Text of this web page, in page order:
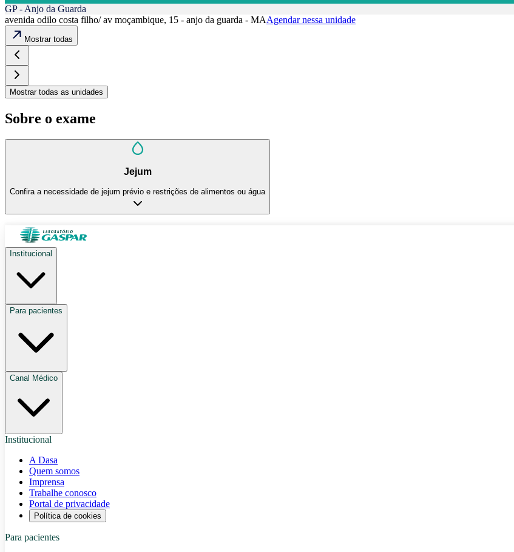
GP - Anjo da Guarda
avenida odilo costa filho/ av moçambique, 15 - anjo da guarda - MAAgendar nessa unidade
Mostrar todas
Mostrar todas as unidades
Sobre o exame
Jejum
Confira a necessidade de jejum prévio e restrições de alimentos ou água
Institucional
Para pacientes
Canal Médico
Institucional
A Dasa
Quem somos
Imprensa
Trabalhe conosco
Portal de privacidade
Política de cookies
Para pacientes